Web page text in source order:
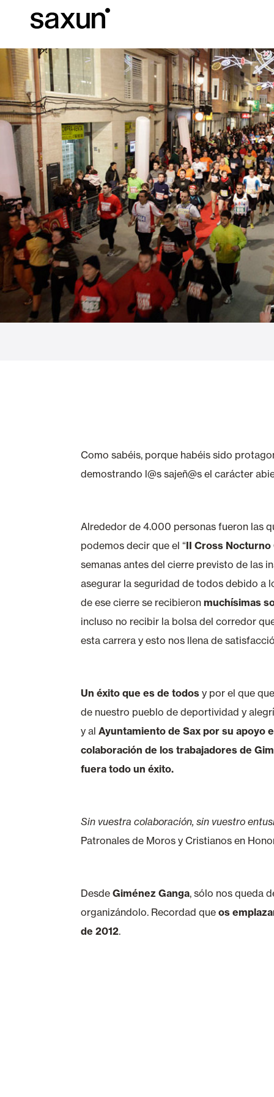
Persianas enrollables y cajones Pérgolas
Cortinas de Cristal Alicantinas
Hoteles, restaurantes y cafeterías
Descargas Información
Sobre Nosotros
Como sabéis, porque habéis sido
demostrando l@s sajeñ@s el carácter
Alrededor de 4.000 personas fueron las
podemos decir que el “II Cross Nocturno
semanas antes del cierre previsto de las
asegurar la seguridad de todos debido a
de ese cierre se recibieron muchísimas
incluso no recibir la bolsa del corredor
esta carrera y esto nos llena de
Un éxito que es de todos y por el que
de nuestro pueblo de deportividad y
y al Ayuntamiento de Sax por su apoyo
colaboración de los trabajadores de
fuera todo un éxito.
Sin vuestra colaboración, sin vuestro
Patronales de Moros y Cristianos en
Desde Giménez Ganga, sólo nos queda
organizándolo. Recordad que os
de 2012.